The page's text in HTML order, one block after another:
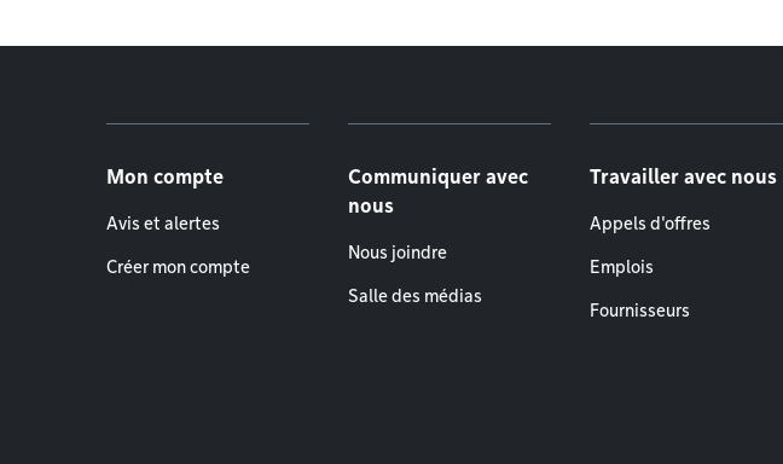
Mon compte
Avis et alertes
Créer mon compte
Communiquer avec
nous
Nous joindre
Salle des médias
Travailler avec nous
Appels d'offres
Emplois
Fournisseurs